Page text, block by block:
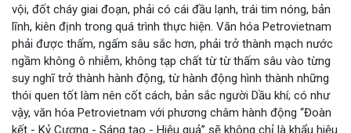
vội, đốt cháy giai đoạn, phải có cái đầu lạnh, trái tim nóng, bản
lĩnh, kiên định trong quá trình thực hiện. Văn hóa Petrovietnam
phải được thấm, ngấm sâu sắc hơn, phải trở thành mạch nước
ngầm không ô nhiễm, không tạp chất từ từ thấm sâu vào từng
suy nghĩ trở thành hành động, từ hành động hình thành những
thói quen tốt làm nên cốt cách, bản sắc người Dầu khí; có như
vậy, văn hóa Petrovietnam với phương châm hành động “Đoàn
kết - Kỷ Cương - Sáng tạo - Hiệu quả” sẽ không chỉ là khẩu hiệu